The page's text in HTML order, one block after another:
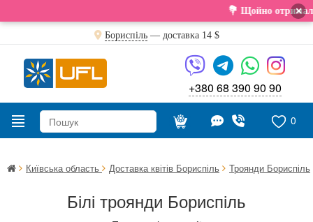
💐 Щойно отримали свіжу ×
Бориспіль— доставка 14 $
+380 68 390 90 90
0
Київська область Доставка квітів Бориспіль Троянди Бориспіль
Білі троянди Бориспіль